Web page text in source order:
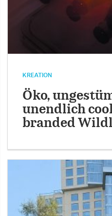
KREATION
Öko,
unendlich
branded